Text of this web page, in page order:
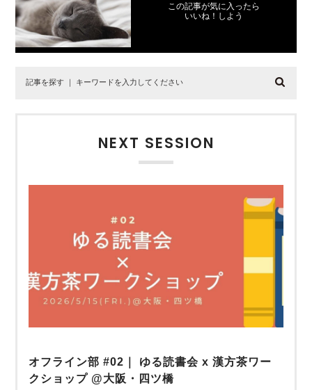
この記事が気に入ったら
いいね！しよう
NEXT SESSION
オフライン部 #02｜ ゆる読書会 x 漢方茶ワー
クショップ @大阪・四ツ橋